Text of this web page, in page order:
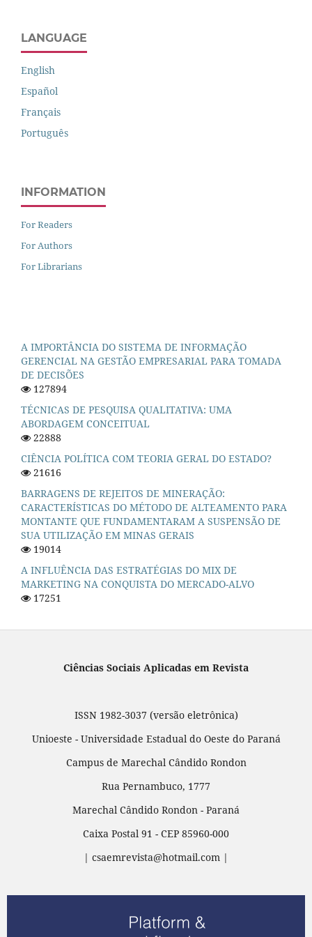
LANGUAGE
English
Español
Français
Português
INFORMATION
For Readers
For Authors
For Librarians
A IMPORTÂNCIA DO SISTEMA DE INFORMAÇÃO
GERENCIAL NA GESTÃO EMPRESARIAL PARA TOMADA
DE DECISÕES
127894
TÉCNICAS DE PESQUISA QUALITATIVA: UMA
ABORDAGEM CONCEITUAL
22888
CIÊNCIA POLÍTICA COM TEORIA GERAL DO ESTADO?
21616
BARRAGENS DE REJEITOS DE MINERAÇÃO:
CARACTERÍSTICAS DO MÉTODO DE ALTEAMENTO PARA
MONTANTE QUE FUNDAMENTARAM A SUSPENSÃO DE
SUA UTILIZAÇÃO EM MINAS GERAIS
19014
A INFLUÊNCIA DAS ESTRATÉGIAS DO MIX DE
MARKETING NA CONQUISTA DO MERCADO-ALVO
17251
Ciências Sociais Aplicadas em Revista
ISSN 1982-3037 (versão eletrônica)
Unioeste - Universidade Estadual do Oeste do Paraná
Campus de Marechal Cândido Rondon
Rua Pernambuco, 1777
Marechal Cândido Rondon - Paraná
Caixa Postal 91 - CEP 85960-000
| csaemrevista@hotmail.com |